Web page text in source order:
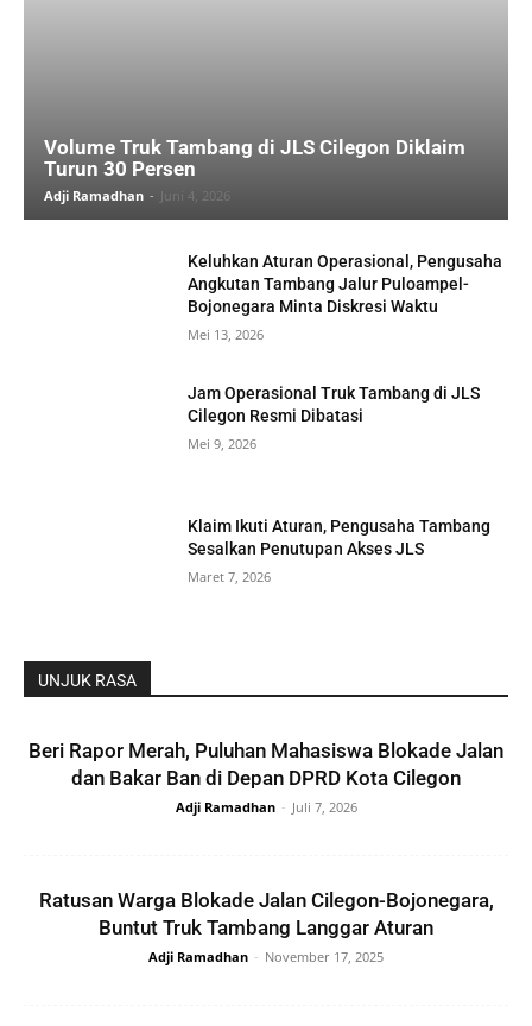
Volume Truk Tambang di JLS Cilegon Diklaim
Turun 30 Persen
Adji Ramadhan - Juni 4, 2026
Keluhkan Aturan Operasional, Pengusaha
Angkutan Tambang Jalur Puloampel-
Bojonegara Minta Diskresi Waktu
Mei 13, 2026
Jam Operasional Truk Tambang di JLS
Cilegon Resmi Dibatasi
Mei 9, 2026
Klaim Ikuti Aturan, Pengusaha Tambang
Sesalkan Penutupan Akses JLS
Maret 7, 2026
UNJUK RASA
Beri Rapor Merah, Puluhan Mahasiswa Blokade Jalan
dan Bakar Ban di Depan DPRD Kota Cilegon
Adji Ramadhan - Juli 7, 2026
Ratusan Warga Blokade Jalan Cilegon-Bojonegara,
Buntut Truk Tambang Langgar Aturan
Adji Ramadhan - November 17, 2025